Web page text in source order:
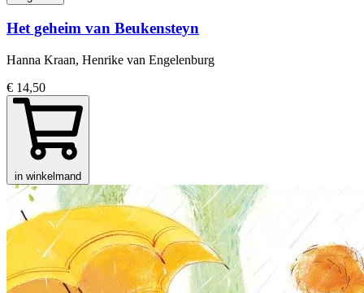
Het geheim van Beukensteyn
Hanna Kraan, Henrike van Engelenburg
€ 14,50
in winkelmand